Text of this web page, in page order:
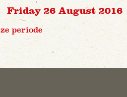
Friday 26 August 2016
periode